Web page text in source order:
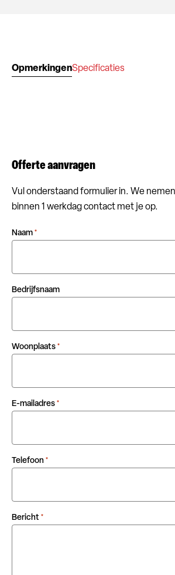
OpmerkingenSpecificaties
Offerte aanvragen
Vul onderstaand formulier in. We
binnen 1 werkdag contact met je op.
Naam *
Bedrijfsnaam
Woonplaats *
E-mailadres *
Telefoon *
Bericht *